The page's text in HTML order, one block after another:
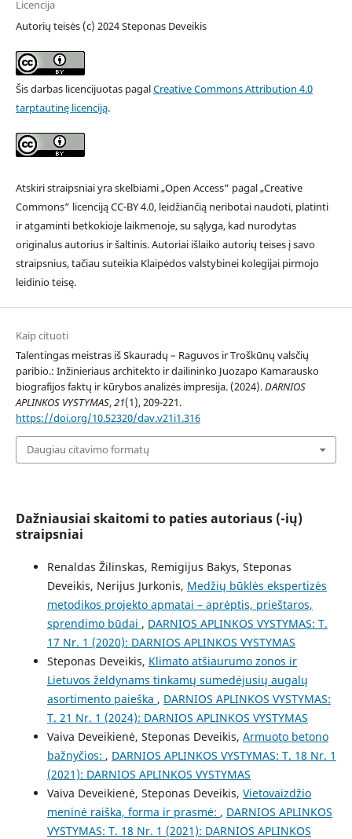
Licencija
Autorių teisės (c) 2024 Steponas Deveikis
Šis darbas licencijuotas pagalCreative Commons Attribution 4.0
tarptautinę licenciją.
Atskiri straipsniai yra skelbiami „Open Access“ pagal „Creative
Commons“ licenciją CC-BY 4.0, leidžiančią neribotai naudoti, platinti
ir atgaminti betkokioje laikmenoje, su sąlyga, kad nurodytas
originalus autorius ir šaltinis. Autoriai išlaiko autorių teises į savo
straipsnius, tačiau suteikia Klaipėdos valstybinei kolegijai pirmojo
leidinio teisę.
Kaip cituoti
Talentingas meistras iš Skauradų – Raguvos ir Troškūnų valsčių
paribio.: Inžinieriaus architekto ir dailininko Juozapo Kamarausko
biografijos faktų ir kūrybos analizės impresija. (2024).DARNIOS
APLINKOS VYSTYMAS,21(1), 209-221.
https://doi.org/10.52320/dav.v21i1.316
Daugiau citavimo formatų
Dažniausiai skaitomi to paties autoriaus (-ių)
straipsniai
Renaldas Žilinskas, Remigijus Bakys, Steponas
Deveikis, Nerijus Jurkonis, Medžių būklės ekspertizės
metodikos projekto apmatai – aprėptis, prieštaros,
sprendimo būdai , DARNIOS APLINKOS VYSTYMAS: T.
17 Nr. 1 (2020): DARNIOS APLINKOS VYSTYMAS
Steponas Deveikis, Klimato atšiaurumo zonos ir
Lietuvos želdynams tinkamų sumedėjusių augalų
asortimento paieška , DARNIOS APLINKOS VYSTYMAS:
T. 21 Nr. 1 (2024): DARNIOS APLINKOS VYSTYMAS
Vaiva Deveikienė, Steponas Deveikis, Armuoto betono
bažnyčios: , DARNIOS APLINKOS VYSTYMAS: T. 18 Nr. 1
(2021): DARNIOS APLINKOS VYSTYMAS
Vaiva Deveikienė, Steponas Deveikis, Vietovaizdžio
meninė raiška, forma ir prasmė: , DARNIOS APLINKOS
VYSTYMAS: T. 18 Nr. 1 (2021): DARNIOS APLINKOS